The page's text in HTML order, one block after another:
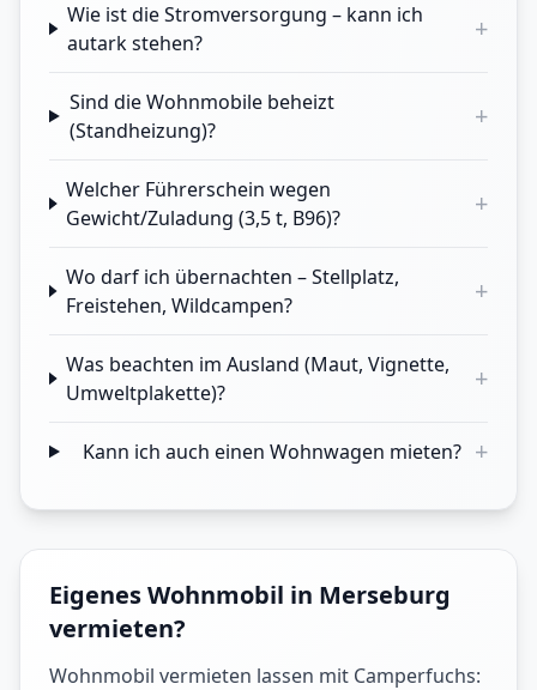
Wie ist die Stromversorgung – kann ich
autark stehen?
+
Sind die Wohnmobile beheizt
(Standheizung)?
+
Welcher Führerschein wegen
Gewicht/Zuladung (3,5 t, B96)?
+
Wo darf ich übernachten – Stellplatz,
Freistehen, Wildcampen?
+
Was beachten im Ausland (Maut, Vignette,
Umweltplakette)?
+
Kann ich auch einen Wohnwagen mieten? +
Eigenes Wohnmobil in Merseburg
vermieten?
Wohnmobil vermieten lassen mit Camperfuchs: